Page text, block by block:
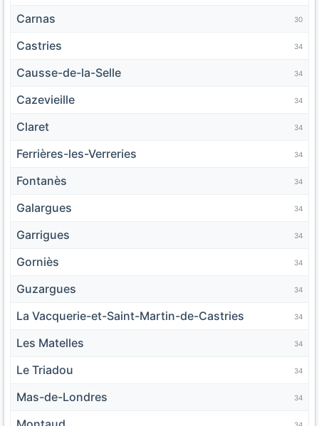
Carnas 30
Castries 34
Causse-de-la-Selle 34
Cazevieille 34
Claret 34
Ferrières-les-Verreries 34
Fontanès 34
Galargues 34
Garrigues 34
Gorniès 34
Guzargues 34
La Vacquerie-et-Saint-Martin-de-Castries 34
Les Matelles 34
Le Triadou 34
Mas-de-Londres 34